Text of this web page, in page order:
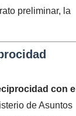
preliminar, la
con el
de Asuntos